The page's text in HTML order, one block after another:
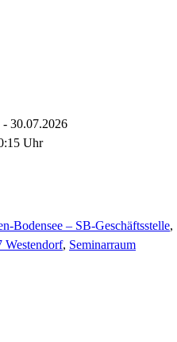
30.07.2026
Uhr
Bodensee – SB-Geschäftsstelle,
Westendorf, Seminarraum